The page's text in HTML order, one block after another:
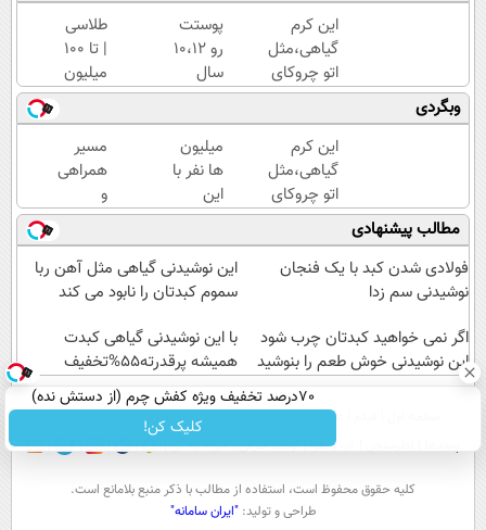
این کرم
گیاهی،مثل
اتو چروکای
پوستتوصاف
میکنه!50%تخفیف
پوستت
رو 10،12
سال
جوان
کن
(تخفیف
تا
امشب)
طلاسی
| تا 100
میلیون
وام
آنی
خرید
طلا💰
ثبت
نام
کن!
وبگردی
این کرم
گیاهی،مثل
اتو چروکای
پوستتوصاف
میکنه!50%تخفیف
میلیون
ها نفر با
این
روش
گیاهی
به
تناسب
رسیدن60%off
مسیر
همراهی
و
گزارش
عملکرد
گروه
اسنپ
۱۴۰۴
مطالب پیشنهادی
فولادی شدن کبد با یک فنجان
نوشیدنی سم زدا
این نوشیدنی گیاهی مثل آهن ربا
سموم کبدتان را نابود می کند
اگر نمی خواهید کبدتان چرب شود
این نوشیدنی خوش طعم را بنوشید
با این نوشیدنی گیاهی کبدت
همیشه پرقدرته55%تخفیف
70درصد تخفیف ویژه کفش چرم (از دستش نده)
کلیک کن!
عصر ایران۲ درباره عصرایران تماس با ما
آب و هوا اوقات شرعی سواد زندگی
كليه حقوق محفوظ است، استفاده از مطالب با ذكر منبع بلامانع است.
طراحی و تولید:"ایران سامانه"